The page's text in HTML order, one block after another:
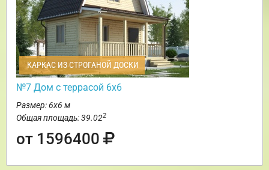
КАРКАС ИЗ СТРОГАНОЙ ДОСКИ
№7 Дом с террасой 6х6
Размер: 6х6 м
Общая площадь: 39.022
от 1596400